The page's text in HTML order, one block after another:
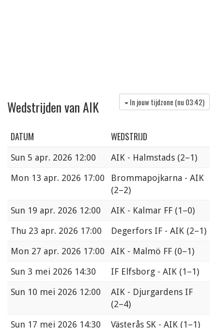
Wedstrijden van AIK In jouw tijdzone (nu 03:42)
DATUM WEDSTRIJD
Sun 5 apr. 2026 12:00 AIK - Halmstads (2–1)
Mon 13 apr. 2026 17:00
Brommapojkarna - AIK
(2–2)
Sun 19 apr. 2026 12:00 AIK - Kalmar FF (1–0)
Thu 23 apr. 2026 17:00 Degerfors IF - AIK (2–1)
Mon 27 apr. 2026 17:00 AIK - Malmö FF (0–1)
Sun 3 mei 2026 14:30 IF Elfsborg - AIK (1–1)
Sun 10 mei 2026 12:00
AIK - Djurgardens IF
(2–4)
Sun 17 mei 2026 14:30 Västerås SK - AIK (1–1)